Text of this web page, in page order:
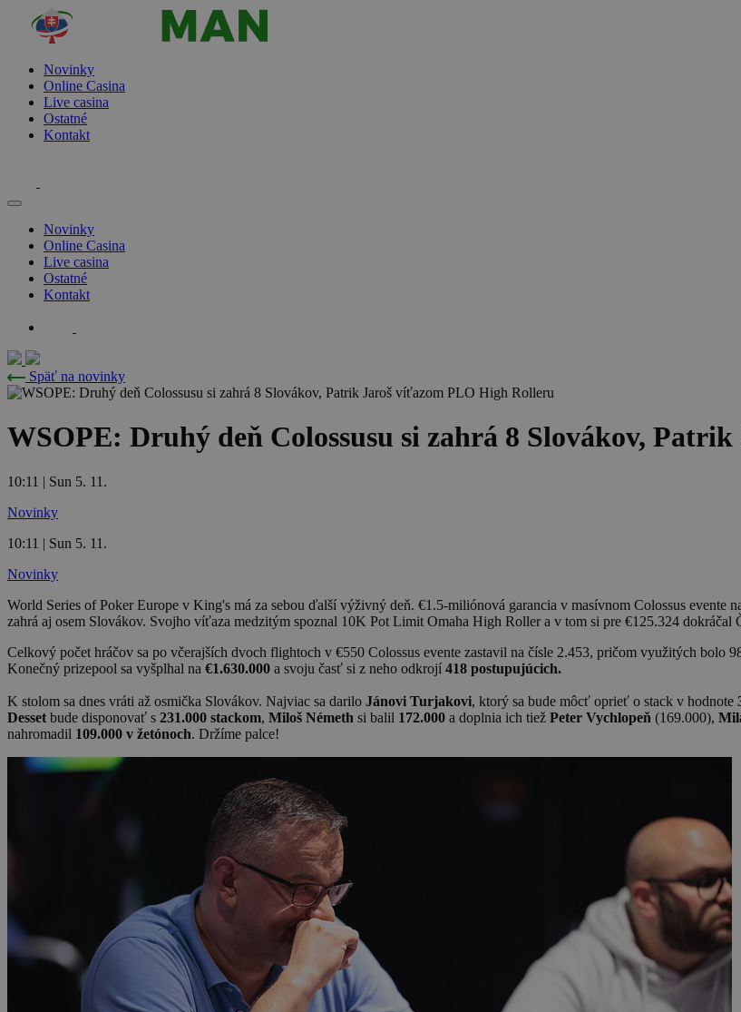
Novinky
Online Casina
Live casina
Ostatné
Kontakt
Novinky
Online Casina
Live casina
Ostatné
Kontakt
Späť na novinky
WSOPE: Druhý deň Colossusu si zahrá 8 Slovákov,
10:11 | Sun 5. 11.
Novinky
10:11 | Sun 5. 11.
Novinky
World Series of Poker Europe v King's má za sebou ďalší výživný deň. €1.5-miliónová garancia v masívnom Colossus evente
zahrá aj osem Slovákov. Svojho víťaza medzitým spoznal 10K Pot Limit Omaha High Roller a v tom si pre €125.324 dokráčal
Celkový počet hráčov sa po včerajších dvoch flightoch v €550 Colossus evente zastavil na čísle 2.453, pričom využitých bolo
Konečný prizepool sa vyšplhal na €1.630.000 a svoju časť si z neho odkrojí 418 postupujúcich.
K stolom sa dnes vráti až osmička Slovákov. Najviac sa darilo Jánovi Turjakovi, ktorý sa bude môcť oprieť o stack v hodnote
Desset bude disponovať s 231.000 stackom, Miloš Németh si balil 172.000 a doplnia ich tiež Peter Vychlopeň (169.000),
nahromadil 109.000 v žetónoch. Držíme palce!